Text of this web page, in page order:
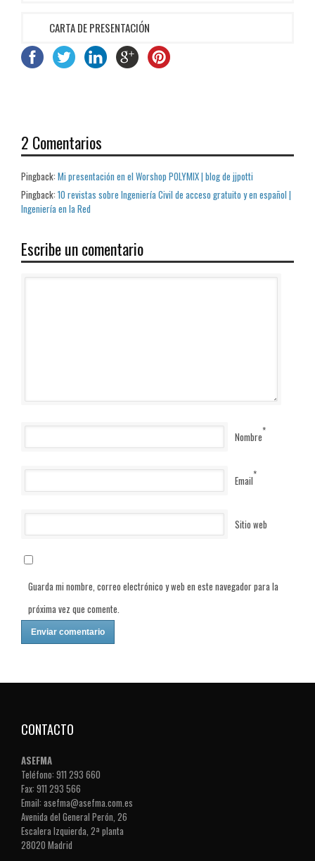
CARTA DE PRESENTACIÓN
2 Comentarios
Pingback: Mi presentación en el Worshop POLYMIX | blog de jjpotti
Pingback: 10 revistas sobre Ingeniería Civil de acceso gratuito y en español |
Ingeniería en la Red
Escribe un comentario
Nombre*
Email*
Sitio web
Guarda mi nombre, correo electrónico y web en este navegador para la
próxima vez que comente.
CONTACTO
ASEFMA
Teléfono: 911 293 660
Fax: 911 293 566
Email: asefma@asefma.com.es
Avenida del General Perón, 26
Escalera Izquierda, 2ª planta
28020 Madrid